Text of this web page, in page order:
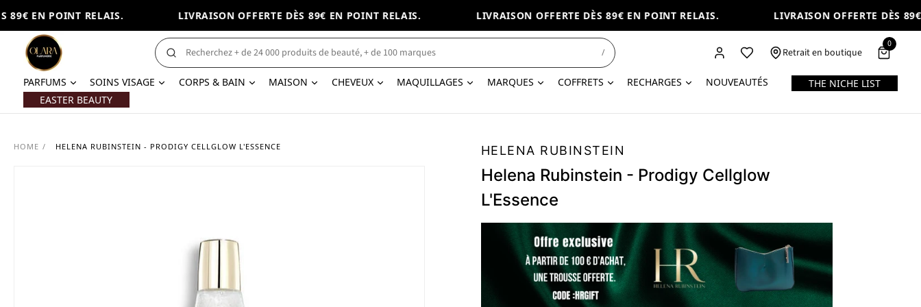
EN POINT RELAIS. LIVRAISON OFFERTE DÈS 89€ EN POINT RELAIS. LIVRAISON OFFERTE DÈS 89€ EN POINT RELAIS. LIVRAISON OFFERTE DÈS 89€
/ Retrait en boutique
0
PARFUMS SOINS VISAGE CORPS & BAIN MAISON CHEVEUX MAQUILLAGES MARQUES COFFRETS RECHARGES NOUVEAUTÉS
THE NICHE LIST
EASTER BEAUTY
HOME / HELENA RUBINSTEIN - PRODIGY CELLGLOW L'ESSENCE HELENA RUBINSTEIN
Helena Rubinstein - Prodigy Cellglow
L'Essence